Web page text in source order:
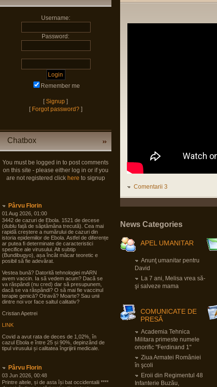
Username:
Password:
Remember me
[Signup ]
[ Forgot password? ]
Chatbox
You must be logged in to post comments
on this site - please either log in or if you
are not registered click here to signup
Pârvu Florin
01 Aug 2026, 01:00
3442 de cazuri de Ebola. 1521 de decese
(dublu față de săptămâna trecută). Cea mai
rapidă creștere a numărului de cazuri din
istoria epidemiilor de Ebola. Astfel de diferențe
ar putea fi determinate de caracteristici
specifice ale virusului. Alt subtip
(Bundibugyo), așa încât măcar teoretic e
posibil să fie adevărat.
Vestea bună? Datorită tehnologiei mARN
avem vaccin. Ia să vedem acum? Dacă se
va răspândi (nu cred) dar să presupunem,
dacă se va răspândi? O să mai fie vaccinul
terapie genicā? Otravă? Moarte? Sau unii
dintre noi vor face saltul calitativ?
Cristian Apetrei
LINK
Covid a avut rata de deces de 1,02%, în
cazul Ebola e între 25 și 90%, depinzând de
tipul virusului și calitatea îngrijirii medicale.
Pârvu Florin
03 Jun 2026, 00:48
Printre altele, și de asta își bat occidentalii ****
Comentarii 3
News Categories
APEL UMANITAR
Anunţ umanitar pentru
David
La 7 ani, Melisa vrea să-
şi salveze mama
COMUNICATE DE
PRESĂ
Academia Tehnica
Militara primeste numele
onorific "Ferdinand 1"
Ziua Armatei României
în şcoli
Eroii din Regimentul 48
Infanterie Buzău,